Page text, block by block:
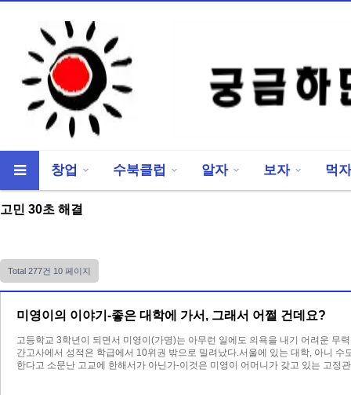
창업 수북클럽 알자 보자
먹자
고민 30초 해결
Total 277건 10 페이지
미영이의 이야기-좋은 대학에 가서, 그래서 어쩔 건데요?
고등학교 3학년이 되면서 미영이(가명)는 아무런 일에도 의욕을 내기 어려운 무
간고사에서 성적은 학급에서 10위권 밖으로 밀려났다.서울에 있는 대학, 아니
한다고 소문난 고교에 한해서가 아닌가-이것은 미영이 어머니가 갖고 있는 고정